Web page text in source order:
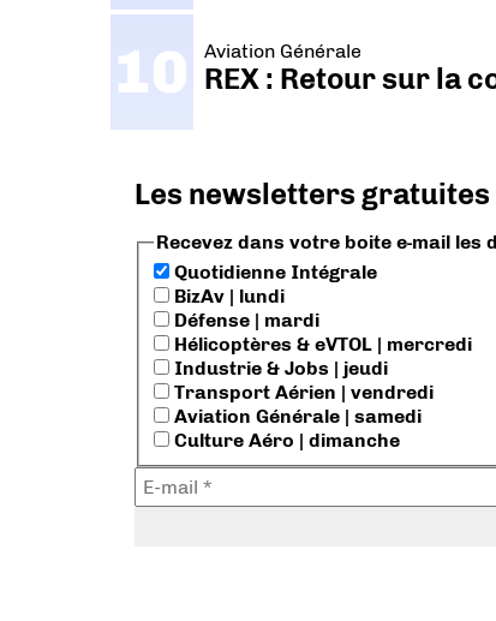
Aviation Générale
REX : Retour sur la
Les newsletters gratuites
Recevez dans votre boite e-mail
Quotidienne Intégrale
BizAv | lundi
Défense | mardi
Hélicoptères & eVTOL | mercredi
Industrie & Jobs | jeudi
Transport Aérien | vendredi
Aviation Générale | samedi
Culture Aéro | dimanche